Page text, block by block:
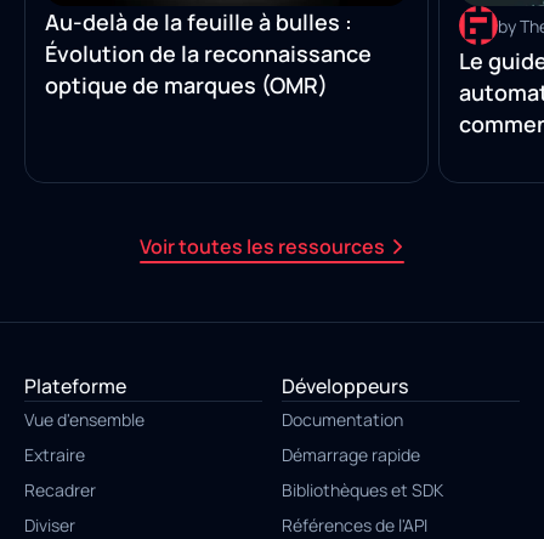
Voir toutes les ressources
Au-delà de la feuille à bulles :
Évolution de la reconnaissance
optique de marques (OMR)
by
Le
Plateforme
Vue d'ensemble
Extraire
Recadrer
Diviser
Développeurs
Documentation
Démarrage rapide
Bibliothèques et SDK
Références de l'API